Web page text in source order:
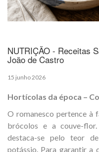
NUTRIÇÃO - Receitas
João de Castro
15 junho 2026
Hortícolas da época –
O romanesco pertence à
brócolos e a couve-
destaca-se pelo teor
potássio. Para garantir a